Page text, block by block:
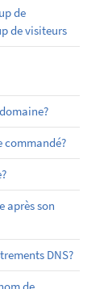
de
de visiteurs
commandé?
après son
DNS?